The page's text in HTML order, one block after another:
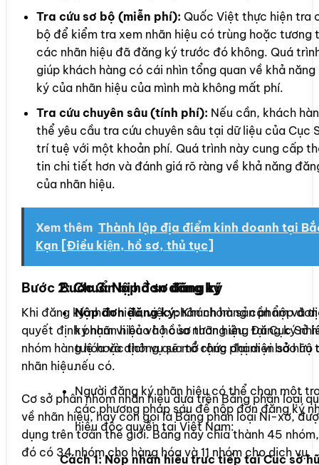
Tra cứu sơ bộ (miễn phí): Quốc Việt thực hiện tra
bộ để kiểm tra xem nhãn hiệu có trùng hoặc tương
các nhãn hiệu đã đăng ký trước đó không. Quá
giúp khách hàng có cái nhìn tổng quan về khả năng
ký của nhãn hiệu của mình mà không mất phí.
Tra cứu chuyên sâu (tính phí): Nếu cần, khách
thể yêu cầu tra cứu chuyên sâu tại dữ liệu của Cục
trí tuệ với một khoản phí. Quá trình này cung cấp
tin chi tiết hơn và đánh giá rõ ràng về khả năng
của nhãn hiệu.
Xem thêm Thành lập địa điểm kinh doanh tại
Kạn [Điều kiện, hồ sơ, thủ tục]
Bước 2: Chuẩn bị hồ sơ đăng ký
Khi đăng ký nhãn hiệu, việc phân nhóm sản phẩm và
quyết định phạm vi bảo hộ của nhãn hiệu. Đăng ký
nhóm hàng hóa và dịch vụ sẽ mở rộng phạm vi bảo hộ
nhãn hiệu.
Cơ sở phân nhóm nhãn hiệu dựa trên Bảng phân loại
về nhãn hiệu, hay còn gọi là Bảng phân loại Ni-xơ,
dụng trên toàn thế giới. Bảng này chia thành 45
đó có 34 nhóm cho hàng hóa và 11 nhóm cho dịch vụ.
Bước 3: Nộp đơn đăng ký
Nộp đơn đăng ký:Khách hàng cần nộp
ký nhãn hiệu và hồ sơ tương ứng tại Cục Sở
tuệ hoặc thông qua tổ chức đại diện sở hữu
nếu có.
Người đăng ký nhãn hiệu có thể chọn một
các phương pháp sau để nộp đơn đăng ký
hiệu độc quyền tại Việt Nam:
Cách 1: Nộp nhãn hiệu trực tiếp tại Cục sở